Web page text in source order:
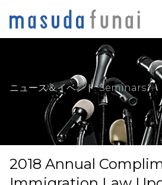
ニュース＆イベント: Seminars
2018 Annual